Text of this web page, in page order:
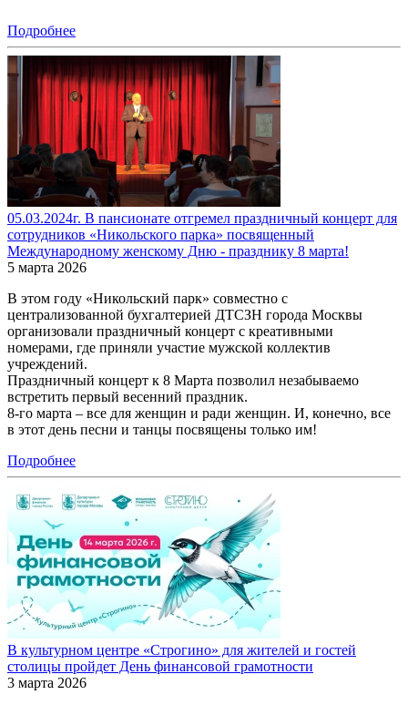
Подробнее
05.03.2024г. В пансионате отгремел праздничный концерт для
сотрудников «Никольского парка» посвященный
Международному женскому Дню - празднику 8 марта!
5 марта 2026
В этом году «Никольский парк» совместно с
централизованной бухгалтерией ДТСЗН города Москвы
организовали праздничный концерт с креативными
номерами, где приняли участие мужской коллектив
учреждений.
Праздничный концерт к 8 Марта позволил незабываемо
встретить первый весенний праздник.
8-го марта – все для женщин и ради женщин. И, конечно, все
в этот день песни и танцы посвящены только им!
Подробнее
В культурном центре «Строгино» для жителей и гостей
столицы пройдет День финансовой грамотности
3 марта 2026